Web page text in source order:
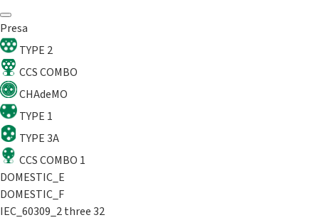
Presa
TYPE 2
CCS COMBO
CHAdeMO
TYPE 1
TYPE 3A
CCS COMBO 1
DOMESTIC_E
DOMESTIC_F
IEC_60309_2 three 32